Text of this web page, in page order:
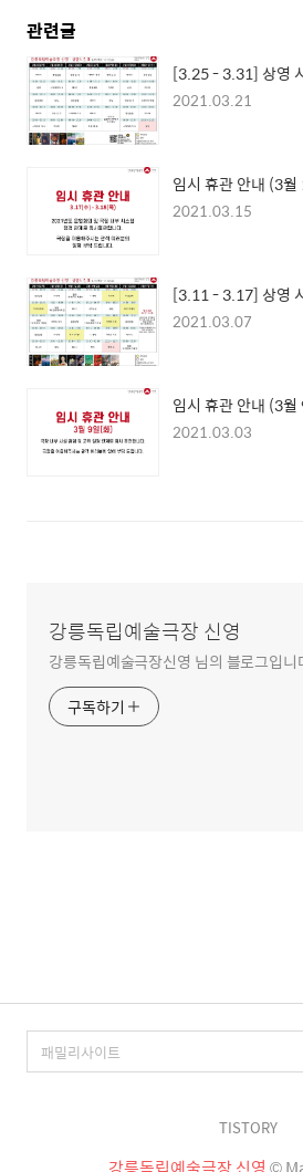
관련글
[3.25 - 3.31] 상영
2021.03.21
임시 휴관 안내 (3
2021.03.15
[3.11 - 3.17] 상영
2021.03.07
임시 휴관 안내 (3
2021.03.03
강릉독립예술극장 신영
강릉독립예술극장신영 님의 블로그입니
구독하기
TISTORY